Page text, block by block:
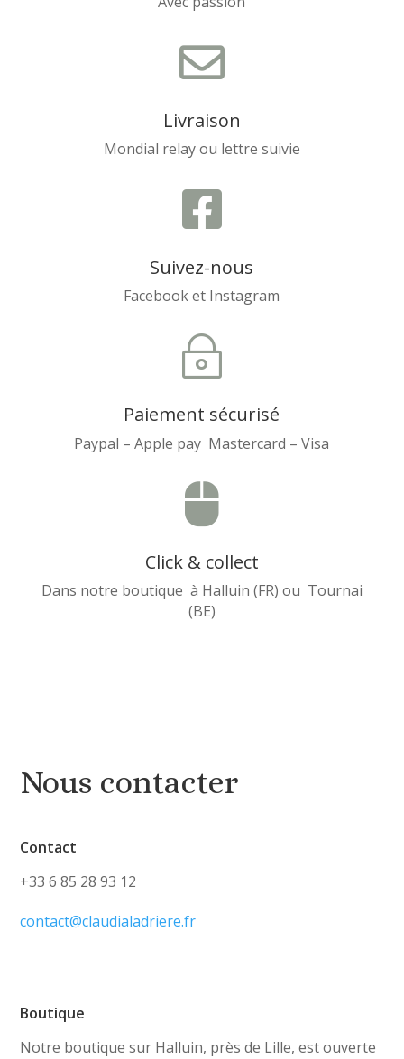

Livraison
Mondial relay ou lettre suivie

Suivez-nous
Facebook et Instagram
~
Paiement sécurisé
Paypal – Apple pay Mastercard – Visa

Click & collect
Dans notre boutique à Halluin (FR) ou Tournai
(BE)
Nous contacter
Contact
+33 6 85 28 93 12
contact@claudialadriere.fr
Boutique
Notre boutique sur Halluin, près de Lille, est ouverte